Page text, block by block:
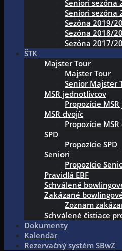
Seniori sezóna
Seniori sezóna
Sezóna 2019/
Sezóna 2018/
Sezóna 2017/
ŠTK
Majster Tour
Majster Tour
Senior Majster
MSR jednotlivcov
Propozície
MSR dvojíc
Propozície
SPD
Propozície SPD
Seniori
Propozície
Pravidlá EBF
Schválené
Zakázané
Zoznam
Schválené čistiace
Dokumenty
Kalendár
Rezervačný systém SBwZ